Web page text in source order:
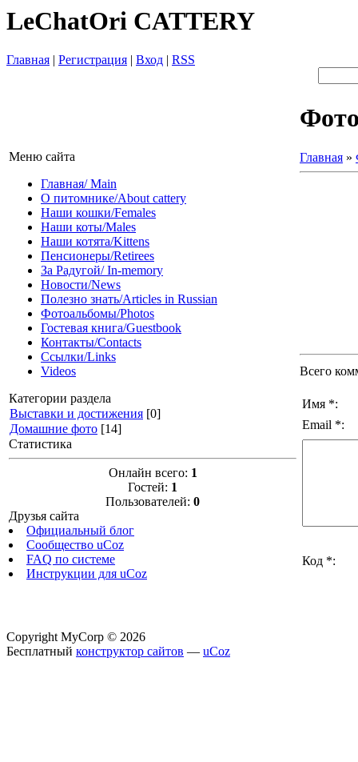
LeChatOri CATTERY
Главная | Регистрация | Вход | RSS
Меню сайта
Главная/ Main
О питомнике/About cattery
Наши кошки/Females
Наши коты/Males
Наши котята/Kittens
Пенсионеры/Retirees
За Радугой/ In-memory
Новости/News
Полезно знать/Articles in Russian
Фотоальбомы/Photos
Гостевая книга/Guestbook
Контакты/Contacts
Ссылки/Links
Videos
Категории раздела
Выставки и достижения [0]
Домашние фото [14]
Статистика
Онлайн всего: 1
Гостей: 1
Пользователей: 0
Друзья сайта
Официальный блог
Сообщество uCoz
FAQ по системе
Инструкции для uCoz
Главная »
Всего
Имя *:
Email *:
Код *:
Copyright MyCorp © 2026
Бесплатный конструктор сайтов — uCoz